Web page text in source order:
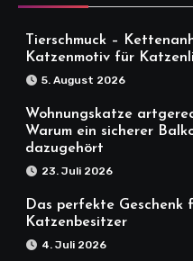
Tierschmuck –
Katzenmotiv für
5. August 2026
Wohnungskatze
Warum ein sicherer
dazugehört
23. Juli 2026
Das perfekte Geschenk
Katzenbesitzer
4. Juli 2026